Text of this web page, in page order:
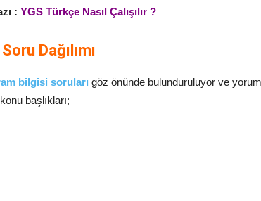
: YGS Türkçe Nasıl Çalışılır ?
Dağılımı
bilgisi soruları göz önünde bulunduruluyor ve
başlıkları;